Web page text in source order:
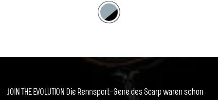
JOIN THE EVOLUTION Die Rennsport-Gene des Scarp waren schon